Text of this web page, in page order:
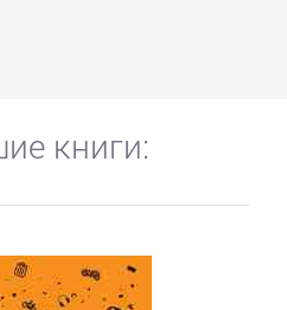
книги: